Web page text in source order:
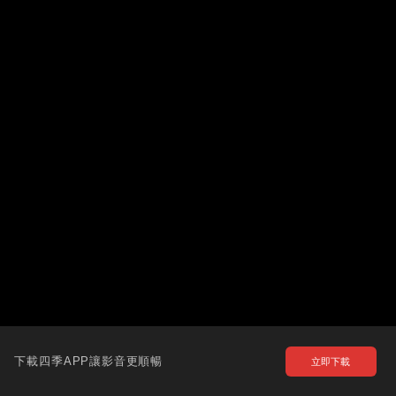
下載四季APP讓影音更順暢 立即下載